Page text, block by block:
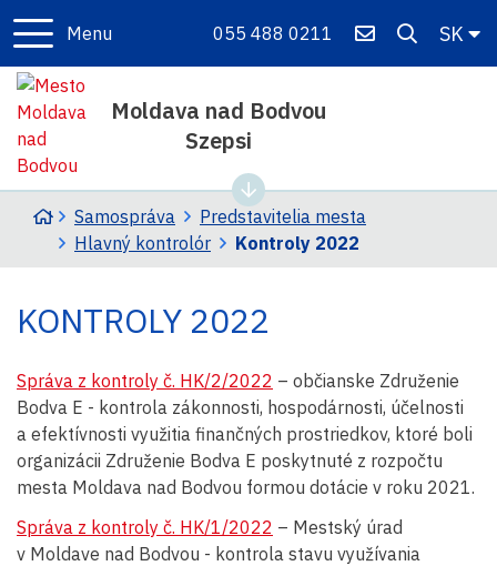
Menu 055 488 0211 SK
Moldava nad Bodvou
Szepsi
Úvodná stránka
Samospráva
Predstavitelia mesta
Hlavný kontrolór
Kontroly 2022
KONTROLY 2022
Správa z kontroly č. HK/2/2022 – občianske Združenie
Bodva E - kontrola zákonnosti, hospodárnosti, účelnosti
a efektívnosti využitia finančných prostriedkov, ktoré boli
organizácii Združenie Bodva E poskytnuté z rozpočtu
mesta Moldava nad Bodvou formou dotácie v roku 2021.
Správa z kontroly č. HK/1/2022 – Mestský úrad
v Moldave nad Bodvou - kontrola stavu využívania